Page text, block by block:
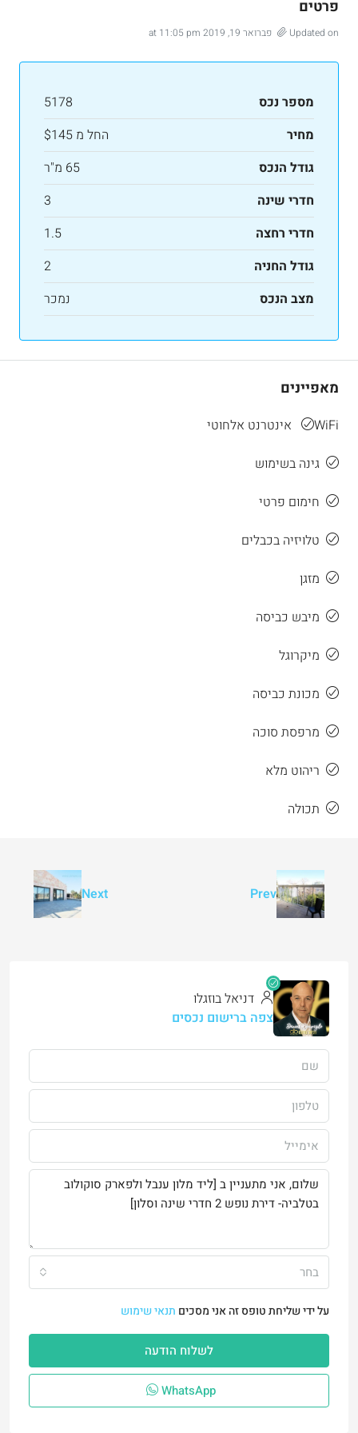
פרטים
Updated on פברואר 19, 2019 at 11:05 pm
מספר נכס
5178
מחיר
החל מ
גודל הנכס
65 מ"ר
חדרי שינה
3
חדרי רחצה
1.5
גודל החניה
2
מצב הנכס
נמכר
מאפיינים
WiFi אינטרנט אלחוטי
גינה בשימוש
חימום פרטי
טלויזיה בכבלים
מזגן
מיבש כביסה
מיקרוגל
מכונת כביסה
מרפסת סוכה
ריהוט מלא
תכולה
Prev
Next
דניאל בוזגלו
צפה ברישום נכסים
בחר
על ידי שליחת טופס זה אני מסכים תנאי שימוש
לשלוח הודעה
WhatsApp